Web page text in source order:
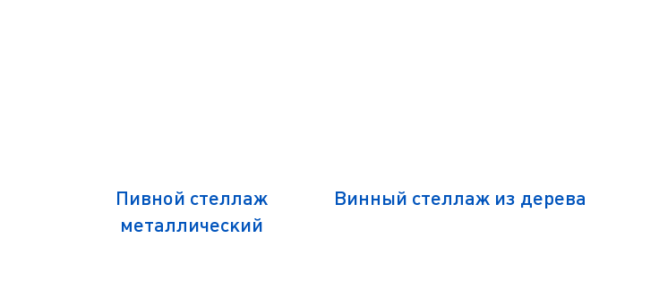
Пивной стеллаж
металлический
Винный стеллаж из дерева